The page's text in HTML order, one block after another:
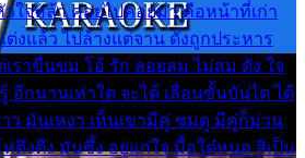
ใจหล้า คอยไปคอยมา คือหน้าที่เก่า
ต่งแล้ว ไปล้างแต่จาน ดั่งถูกประหาร
เราขื่นขม โอ้ รัก ลอยลม ไม่สม ดัง ใจ
อีกนานเท่าใด จะได้ เลื่อนขั้นบันได ได้
าว มันเหงา เห็นเขามีคู่ ซมดู มีคู่ก็ม่วน
ห่ตึงตึง มันซึ้ง อยู่แก่ใจ มื้อใด๋หนอ สิเป็น